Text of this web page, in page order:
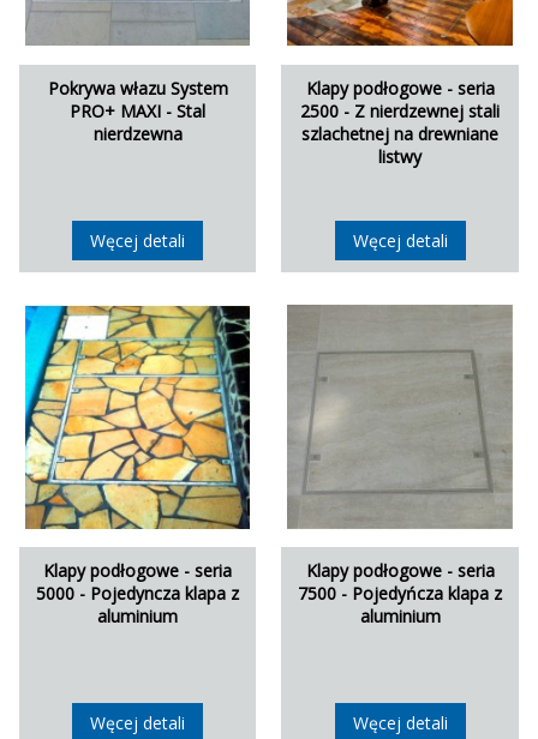
Pokrywa włazu System
PRO+ MAXI - Stal
nierdzewna
Węcej detali
Klapy podłogowe - seria
2500 - Z nierdzewnej stali
szlachetnej na drewniane
listwy
Węcej detali
Klapy podłogowe - seria
5000 - Pojedyncza klapa z
aluminium
Węcej detali
Klapy podłogowe - seria
7500 - Pojedyńcza klapa z
aluminium
Węcej detali